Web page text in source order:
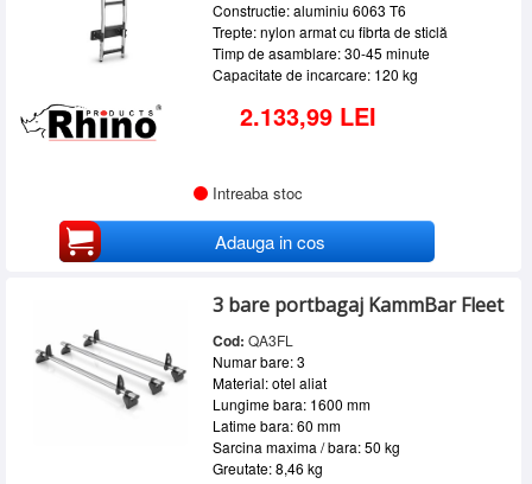
Constructie: aluminiu 6063 T6
Trepte: nylon armat cu fibrta de sticlă
Timp de asamblare: 30-45 minute
Capacitate de incarcare: 120 kg
2.133,99 LEI
Intreaba stoc
Adauga in cos
3 bare portbagaj KammBar Fleet
Cod: QA3FL
Numar bare: 3
Material: otel aliat
Lungime bara: 1600 mm
Latime bara: 60 mm
Sarcina maxima / bara: 50 kg
Greutate: 8,46 kg